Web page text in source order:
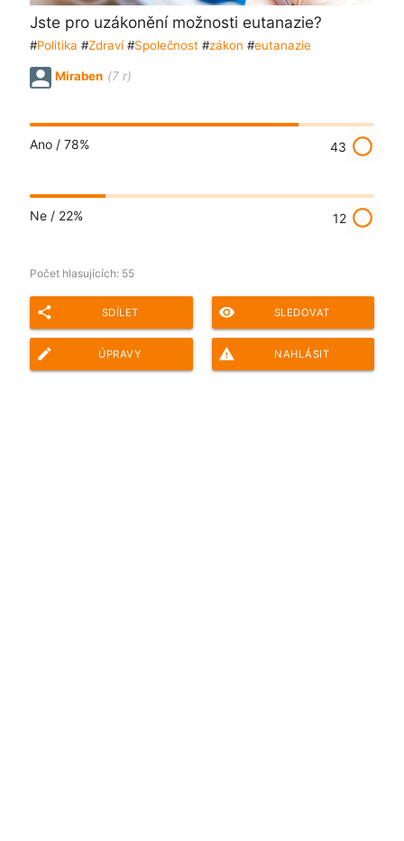
Jste pro uzákonění možnosti eutanazie?
#Politika #Zdraví#Společnost#zákon #eutanazie
Miraben (7 r)
Ano / 78% 43 radio_button_unchecked
Ne / 22% 12 radio_button_unchecked
Počet hlasujících: 55
share SDÍLET remove_red_eye SLEDOVAT
edit ÚPRAVY report_problem NAHLÁSIT